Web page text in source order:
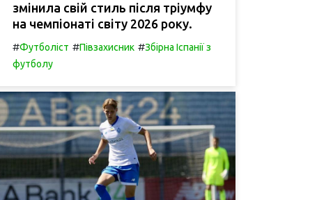
змінила свій стиль після тріумфу
на чемпіонаті світу 2026 року.
#Футболіст #Півзахисник #Збірна Іспанії з
футболу